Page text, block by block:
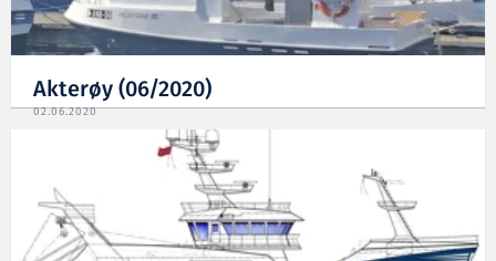
Akterøy (06/2020)
02.06.2020